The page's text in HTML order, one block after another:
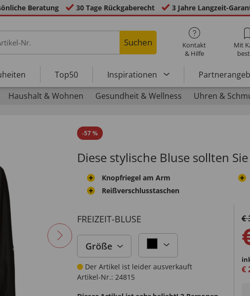
Beratung 30 Tage Rückgaberecht 3 Jahre Langzeit-
Suchen
Kontakt
& Hilfe
Mit
Top50 Inspirationen
Haushalt & Wohnen Gesundheit & Wellness Uhren &
-57%
Diese stylische Bluse sollten
Knopfriegel am Arm
Reißverschlusstaschen
FREIZEIT-BLUSE
Größe
Der Artikel ist leider ausverkauft
Artikel-Nr.: 24815
€
€